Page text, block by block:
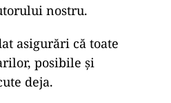
nostru.
asigurări că toate
posibile și
deja.